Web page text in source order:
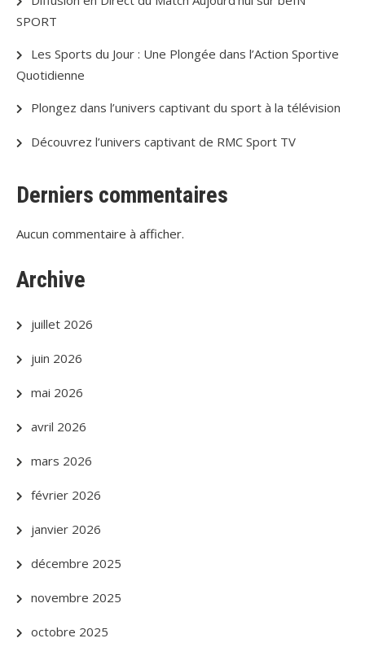
SPORT
Les Sports du Jour : Une Plongée dans l’Action Sportive
Quotidienne
Plongez dans l’univers captivant du sport à la télévision
Découvrez l’univers captivant de RMC Sport TV
Derniers commentaires
Aucun commentaire à afficher.
Archive
juillet 2026
juin 2026
mai 2026
avril 2026
mars 2026
février 2026
janvier 2026
décembre 2025
novembre 2025
octobre 2025